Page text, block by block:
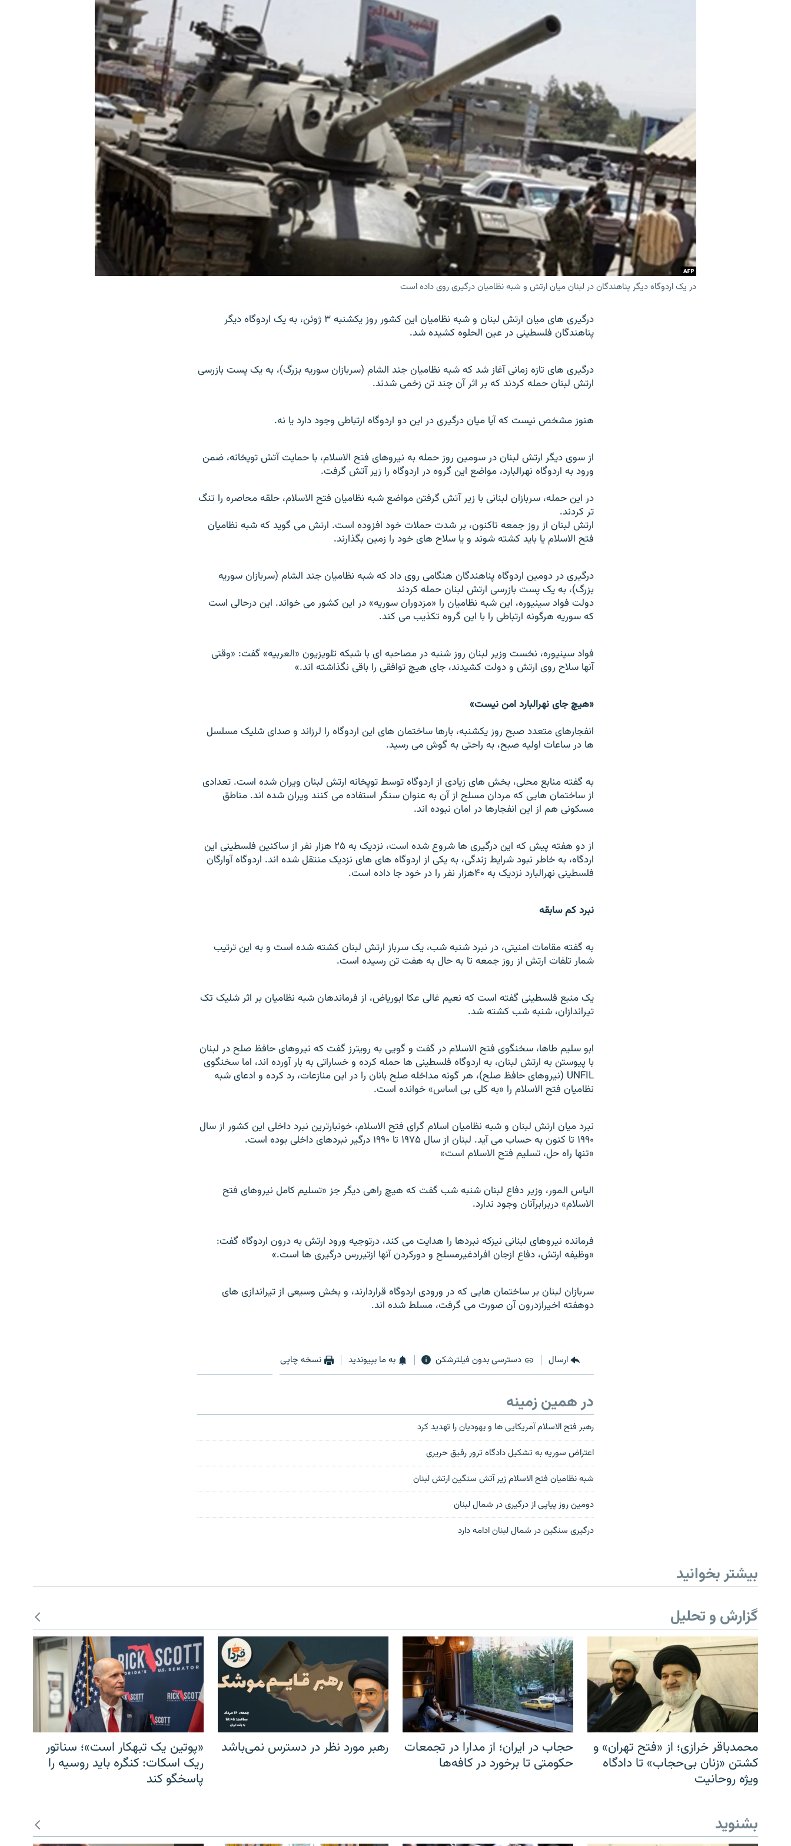
در یک اردوگاه دیگر پناهندگان در لبنان میان ارتش و شبه نظامیان درگیری روی داده است
درگيری های ميان ارتش لبنان و شبه نظاميان اين کشور روز يکشنبه ۳ ژوئن، به يک اردوگاه ديگر
پناهندگان فلسطينی در عين الحلوه کشيده شد.
درگيری های تازه زمانی آغاز شد که شبه نظاميان جند الشام (سربازان سوريه بزرگ)، به يک پست بازرسی
ارتش لبنان حمله کردند که بر اثر آن چند تن زخمی شدند.
هنوز مشخص نيست که آيا ميان درگيری در اين دو اردوگاه ارتباطی وجود دارد يا نه.
از سوی ديگر ارتش لبنان در سومين روز حمله به نيروهای فتح الاسلام، با حمايت آتش توپخانه، ضمن
ورود به اردوگاه نهرالبارد، مواضع اين گروه در اردوگاه را زير آتش گرفت.
در اين حمله، سربازان لبنانی با زير آتش گرفتن مواضع شبه نظاميان فتح الاسلام، حلقه محاصره را تنگ
تر کردند.
ارتش لبنان از روز جمعه تاکنون، بر شدت حملات خود افزوده است. ارتش می گويد که شبه نظاميان
فتح الاسلام يا بايد کشته شوند و يا سلاح های خود را زمين بگذارند.
درگیری در دومین اردوگاه پناهندگان هنگامی روی داد که شبه نظاميان جند الشام (سربازان سوريه
بزرگ)، به يک پست بازرسی ارتش لبنان حمله کردند
دولت فواد سينيوره، اين شبه نظاميان را «مزدوران سوريه» در اين کشور می خواند. اين درحالی است
که سوريه هرگونه ارتباطی را با اين گروه تکذيب می کند.
فواد سينيوره، نخست وزير لبنان روز شنبه در مصاحبه ای با شبکه تلويزيون «العربيه» گفت: «وقتی
آنها سلاح روی ارتش و دولت کشيدند، جای هيچ توافقی را باقی نگذاشته اند.»
«هيچ جای نهرالبارد امن نيست»
انفجارهای متعدد صبح روز يکشنبه، بارها ساختمان های اين اردوگاه را لرزاند و صدای شليک مسلسل
ها در ساعات اوليه صبح، به راحتی به گوش می رسيد.
به گفته منابع محلی، بخش های زيادی از اردوگاه توسط توپخانه ارتش لبنان ويران شده است. تعدادی
از ساختمان هايی که مردان مسلح از آن به عنوان سنگر استفاده می کنند ويران شده اند. مناطق
مسکونی هم از اين انفجارها در امان نبوده اند.
از دو هفته پيش که اين درگيری ها شروع شده است، نزديک به ۲۵ هزار نفر از ساکنين فلسطينی اين
اردگاه، به خاطر نبود شرايط زندگی، به يکی از اردوگاه های های نزديک منتقل شده اند. اردوگاه آوارگان
فلسطينی نهرالبارد نزديک به ۴۰هزار نفر را در خود جا داده است.
نبرد کم سابقه
به گفته مقامات امنيتی، در نبرد شنبه شب، يک سرباز ارتش لبنان کشته شده است و به اين ترتيب
شمار تلفات ارتش از روز جمعه تا به حال به هفت تن رسيده است.
يک منبع فلسطينی گفته است که نعيم غالی عکا ابورياض، از فرماندهان شبه نظاميان بر اثر شليک تک
تيراندازان، شنبه شب کشته شد.
ابو سليم طاها، سخنگوی فتح الاسلام در گفت و گويی به رويترز گفت که نيروهای حافظ صلح در لبنان
با پيوستن به ارتش لبنان، به اردوگاه فلسطينی ها حمله کرده و خساراتی به بار آورده اند، اما سخنگوی
UNFIL (نيروهای حافظ صلح)، هر گونه مداخله صلح بانان را در اين منازعات، رد کرده و ادعای شبه
نظاميان فتح الاسلام را «به کلی بی اساس» خوانده است.
نبرد ميان ارتش لبنان و شبه نظاميان اسلام گرای فتح الاسلام، خونبارترين نبرد داخلی اين کشور از سال
۱۹۹۰ تا کنون به حساب می آيد. لبنان از سال ۱۹۷۵ تا ۱۹۹۰ درگير نبردهای داخلی بوده است.
«تنها راه حل، تسليم فتح الاسلام است»
الياس المور، وزير دفاع لبنان شنبه شب گفت که هيچ راهی ديگر جز «تسليم کامل نيروهای فتح
الاسلام» دربرابرآنان وجود ندارد.
فرمانده نيروهای لبنانی نيزکه نبردها را هدايت می کند، درتوجيه ورود ارتش به درون اردوگاه گفت:
«وظيفه ارتش، دفاع ازجان افرادغيرمسلح و دورکردن آنها ازتيررس درگيری ها است.»
سربازان لبنان بر ساختمان هايی که در ورودی اردوگاه قراردارند، و بخش وسيعی از تيراندازی های
دوهفته اخيرازدرون آن صورت می گرفت، مسلط شده اند.
ارسال دسترسی بدون فیلترشکن به ما بپیوندید نسخه چاپی
در همین زمینه
رهبر فتح الاسلام آمریکایی ها و یهودیان را تهدید کرد
اعتراض سوریه به تشکیل دادگاه ترور رفیق حریری
شبه نظاميان فتح الاسلام زیر آتش سنگین ارتش لبنان
دومین روز پیاپی از درگیری در شمال لبنان
درگیری سنگین در شمال لبنان ادامه دارد
بیشتر بخوانید
گزارش و تحلیل
محمدباقر خرازی؛ از «فتح تهران» و
کشتن «زنان بی‌حجاب» تا دادگاه
ویژه روحانیت
حجاب در ایران؛ از مدارا در تجمعات
حکومتی تا برخورد در کافه‌ها
رهبر مورد نظر در دسترس نمی‌باشد
«پوتین یک تبهکار است»؛ سناتور
ریک اسکات: کنگره باید روسیه را
پاسخگو کند
بشنوید